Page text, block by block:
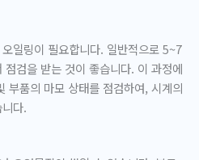
일링이 필요합니다. 일반적으로 5~7
검을 받는 것이 좋습니다. 이 과정에
부품의 마모 상태를 점검하여, 시계의
다.